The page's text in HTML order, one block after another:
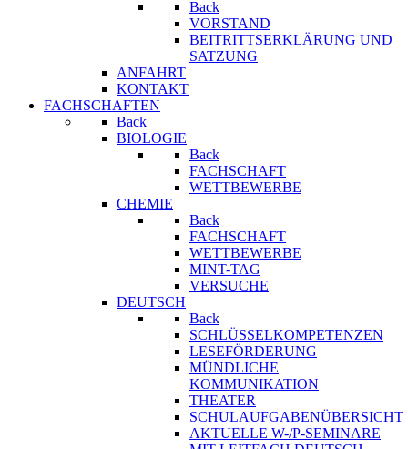
Back
VORSTAND
BEITRITTSERKLÄRUNG UND
SATZUNG
ANFAHRT
KONTAKT
FACHSCHAFTEN
Back
BIOLOGIE
Back
FACHSCHAFT
WETTBEWERBE
CHEMIE
Back
FACHSCHAFT
WETTBEWERBE
MINT-TAG
VERSUCHE
DEUTSCH
Back
SCHLÜSSELKOMPETENZEN
LESEFÖRDERUNG
MÜNDLICHE
KOMMUNIKATION
THEATER
SCHULAUFGABENÜBERSICHT
AKTUELLE W-/P-SEMINARE